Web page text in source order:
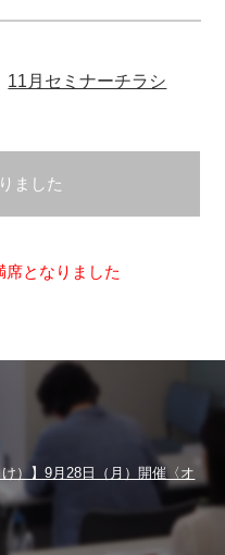
11月セミナーチラシ
ました
となりました
）】9月28日（月）開催〈オ